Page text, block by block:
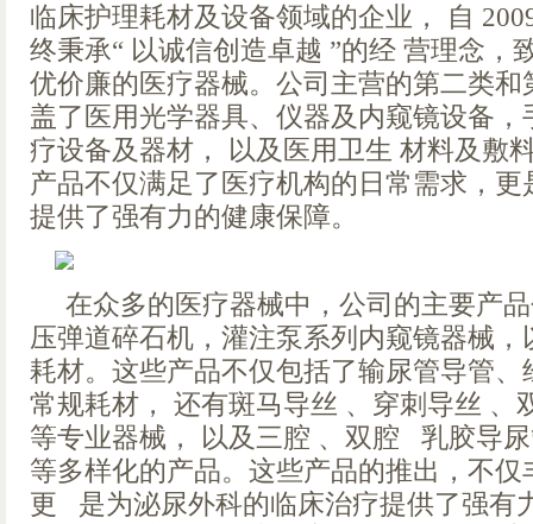
临床护理耗材及设备领域的企业， 自
终秉承“ 以诚信创造卓越 ”的经 营理念，
优价廉的医疗器械。公司主营的第二类
盖了医用光学器具、仪器及内窥镜设备
疗设备及器材， 以及医用卫生 材料及敷
产品不仅满足了医疗机构的日常需求，
提供了强有力的健康保障。
在众多的医疗器械中，公司的主要产
压弹道碎石机，灌注泵系列内窥镜器械
耗材。这些产品不仅包括了输尿管导管
常规耗材， 还有斑马导丝 、穿刺导丝 、
等专业器械， 以及三腔 、双腔 乳胶导
等多样化的产品。这些产品的推出，不
更 是为泌尿外科的临床治疗提供了强有